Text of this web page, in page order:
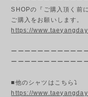
SHOPの『ご購入頂く前
ご購入をお願いします。
https://
ーーーーーーーーーーー
ーーーーーーーーーーー
■他のシャツはこちら⤵
https://